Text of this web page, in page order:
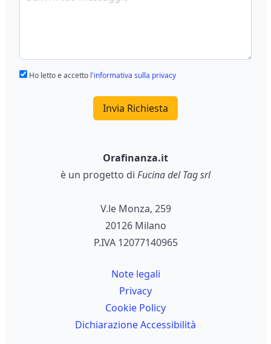
Ho letto e accetto l'informativa sulla privacy
Invia Richiesta
Orafinanza.it
è un progetto di Fucina del Tag srl
V.le Monza, 259
20126 Milano
P.IVA 12077140965
Note legali
Privacy
Cookie Policy
Dichiarazione Accessibilità